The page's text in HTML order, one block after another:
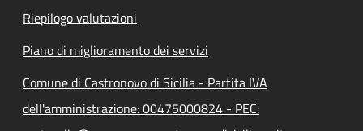
Riepilogo valutazioni
Piano di miglioramento dei servizi
Comune di Castronovo di Sicilia - Partita IVA
dell'amministrazione: 00475000824 - PEC: